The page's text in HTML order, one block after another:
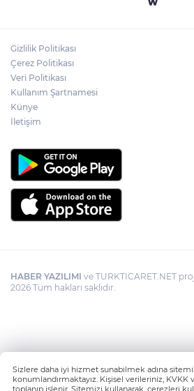
Yapay zekada
Gizlilik Politikası
Çerez Politikası
Veri Politikası
Kullanım Şartnamesi
Künye
İletişim
HABER YAZILIMI ve TURKTICARET.NET
2026 Tüm hakları saklıdır.
Sizlere daha iyi hizmet sunabilmek adına
konumlandırmaktayız. Kişisel verileriniz, KVKK
toplanıp işlenir. Sitemizi kullanarak, çerezleri